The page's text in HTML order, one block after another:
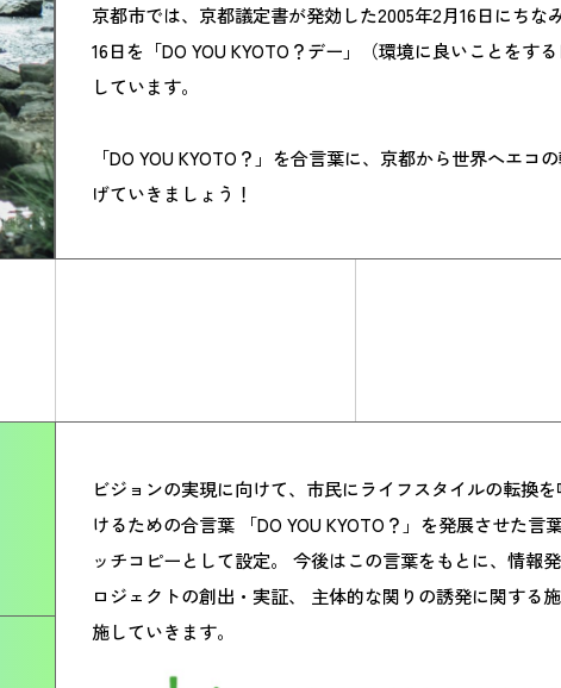
京都市では、京都議定書が発効した2005年2月16日にちな
16日を「DO YOU KYOTO？デー」（環境に良いことをする
しています。
「DO YOU KYOTO？」を合言葉に、京都から世界へエコ
げていきましょう！
ビジョンの実現に向けて、市民にライフスタイルの転換
けるための合言葉 「DO YOU KYOTO？」を発展させた言
ッチコピーとして設定。 今後はこの言葉をもとに、情報
ロジェクトの創出・実証、 主体的な関りの誘発に関する
施していきます。